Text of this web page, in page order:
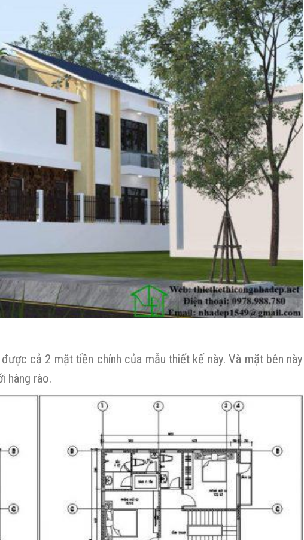
cả 2 mặt tiền chính của mẫu thiết kế này. Và mặt bên này
hàng rào.